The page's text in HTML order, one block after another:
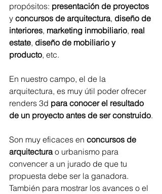
propósitos: presentación de proyectos
y concursos de arquitectura, diseño de
interiores, marketing inmobiliario, real
estate, diseño de mobiliario y
producto, etc.
En nuestro campo, el de la
arquitectura, es muy útil poder ofrecer
renders 3d para conocer el resultado
de un proyecto antes de ser construido.
Son muy eficaces en concursos de
arquitectura o urbanismo para
convencer a un jurado de que tu
propuesta debe ser la ganadora.
También para mostrar los avances o el